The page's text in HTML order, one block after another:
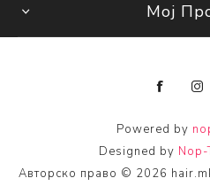
Мој
Powered by
Designed by
Авторско право © 2026